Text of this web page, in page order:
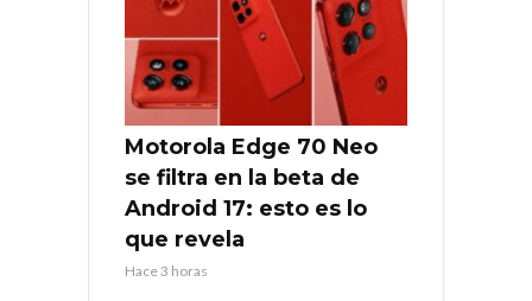
Motorola Edge 70 Neo
se filtra en la beta de
Android 17: esto es lo
que revela
Hace 3 horas